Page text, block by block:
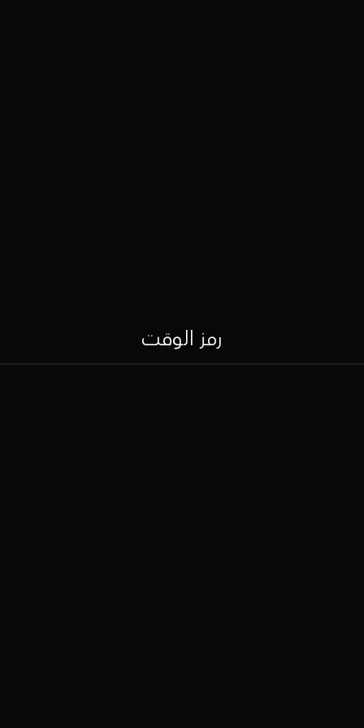
رمز الوقت
التصميم الخارجي